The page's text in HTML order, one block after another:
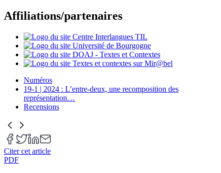
Affiliations/partenaires
Numéros
19-1 | 2024 : L’entre-deux, une recomposition des
représentation…
Recensions
Citer cet article
PDF